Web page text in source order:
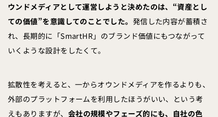
ウンドメディアとして運営しようと決めたのは、“資産とし
ての価値”を意識してのことでした。 発信した内容が蓄積さ
れ、長期的に「SmartHR」のブランド価値にもつながって
いくような設計をしたくて。
拡散性を考えると、一からオウンドメディアを作るよりも、
外部のプラットフォームを利用したほうがいい、という考
えもありますが、 会社の規模やフェーズ的にも、自社の色